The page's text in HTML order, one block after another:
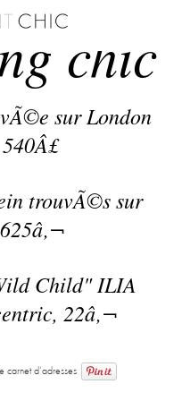
chic
sur London
trouvÃ©s sur
Child" ILIA
22â‚¬
carnet d’adresses